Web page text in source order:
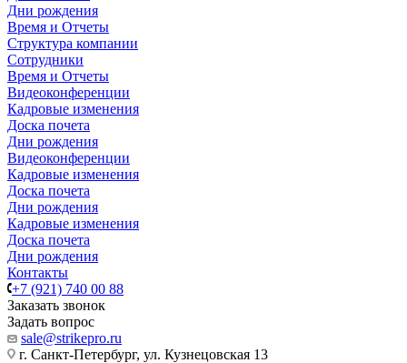
Дни рождения
Время и Отчеты
Структура компании
Сотрудники
Время и Отчеты
Видеоконференции
Кадровые изменения
Доска почета
Дни рождения
Видеоконференции
Кадровые изменения
Доска почета
Дни рождения
Кадровые изменения
Доска почета
Дни рождения
Контакты
+7 (921) 740 00 88
Заказать звонок
Задать вопрос
sale@strikepro.ru
г. Санкт-Петербург, ул. Кузнецовская 13